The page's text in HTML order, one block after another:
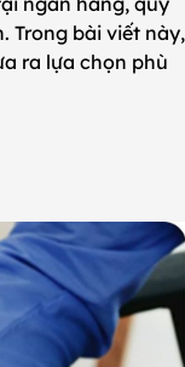
Trong bài viết này,
ra lựa chọn phù